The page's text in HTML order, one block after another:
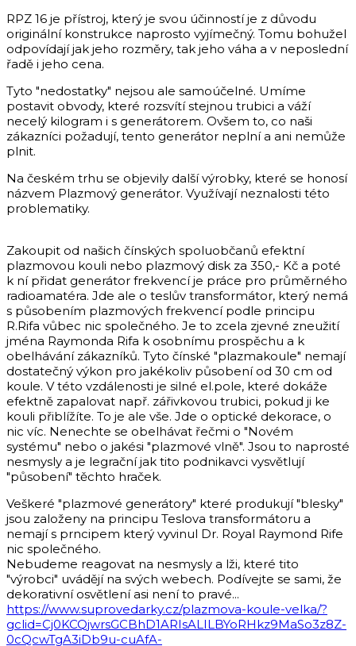
RPZ 16 je přístroj, který je svou účinností je z důvodu
originální konstrukce naprosto vyjímečný. Tomu bohužel
odpovídají jak jeho rozměry, tak jeho váha a v neposlední
řadě i jeho cena.
Tyto "nedostatky" nejsou ale samoúčelné. Umíme
postavit obvody, které rozsvítí stejnou trubici a váží
necelý kilogram i s generátorem. Ovšem to, co naši
zákazníci požadují, tento generátor neplní a ani nemůže
plnit.
Na českém trhu se objevily další výrobky, které se honosí
názvem Plazmový generátor. Využívají neznalosti této
problematiky.
Zakoupit od našich čínských spoluobčanů efektní
plazmovou kouli nebo plazmový disk za 350,- Kč a poté
k ní přidat generátor frekvencí je práce pro průměrného
radioamatéra. Jde ale o teslův transformátor, který nemá
s působením plazmových frekvencí podle principu
R.Rifa vůbec nic společného. Je to zcela zjevné zneužití
jména Raymonda Rifa k osobnímu prospěchu a k
obelhávání zákazníků. Tyto čínské "plazmakoule" nemají
dostatečný výkon pro jakékoliv působení od 30 cm od
koule. V této vzdálenosti je silné el.pole, které dokáže
efektně zapalovat např. zářivkovou trubici, pokud ji ke
kouli přiblížíte. To je ale vše. Jde o optické dekorace, o
nic víc. Nenechte se obelhávat řečmi o "Novém
systému" nebo o jakési "plazmové vlně". Jsou to naprosté
nesmysly a je legrační jak tito podnikavci vysvětlují
"působení" těchto hraček.
Veškeré "plazmové generátory" které produkují "blesky"
jsou založeny na principu Teslova transformátoru a
nemají s prncipem který vyvinul Dr. Royal Raymond Rife
nic společného.
Nebudeme reagovat na nesmysly a lži, které tito
"výrobci" uvádějí na svých webech. Podívejte se sami, že
dekorativní osvětlení asi není to pravé...
https://www.suprovedarky.cz/plazmova-koule-velka/?
gclid=Cj0KCQjwrsGCBhD1ARIsALILBYoRHkz9MaSo3z8Z-
0cQcwTgA3iDb9u-cuAfA-